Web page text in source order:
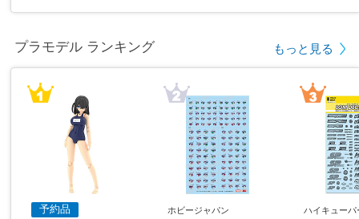
プラモデル ランキング もっと見る
予約品 ホビージャパン ハイキューパ